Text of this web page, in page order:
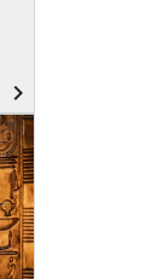
navigate_next